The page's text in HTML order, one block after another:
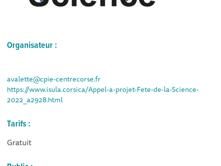
Organisateur :
avalette@cpie-centrecorse.fr
https://www.isula.corsica/Appel-a-projet-Fete-de-la-Science-
2022_a2928.html
Tarifs :
Gratuit